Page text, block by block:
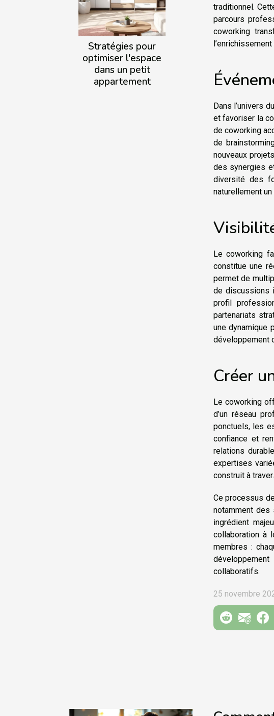
Stratégies pour
optimiser l'espace
dans un petit
appartement
traditionnel.
parcours
coworking
Dans l’univers
et favoriser la
de coworking
de
nouveaux
des synergies
diversité des
naturellement
Le coworking
constitue une
permet de
de discussions
profil
partenariats
une dynamique
développement
Créer
Le coworking
d’un réseau
ponctuels, les
confiance et
relations
expertises
construit à
Ce processus
notamment des
ingrédient
collaboration à
membres :
collaboratifs.
25 novembre